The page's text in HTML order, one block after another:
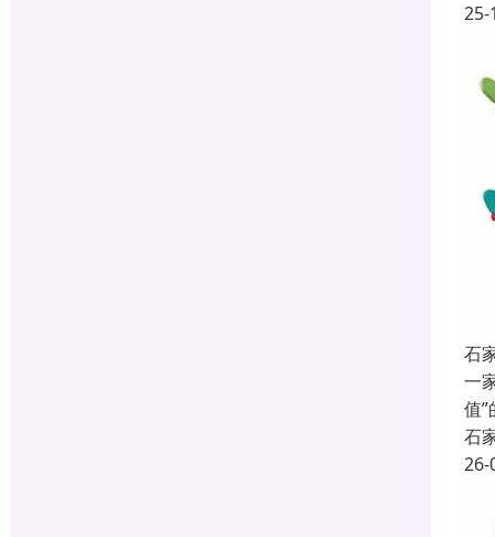
25-
石
一
值
石
26-